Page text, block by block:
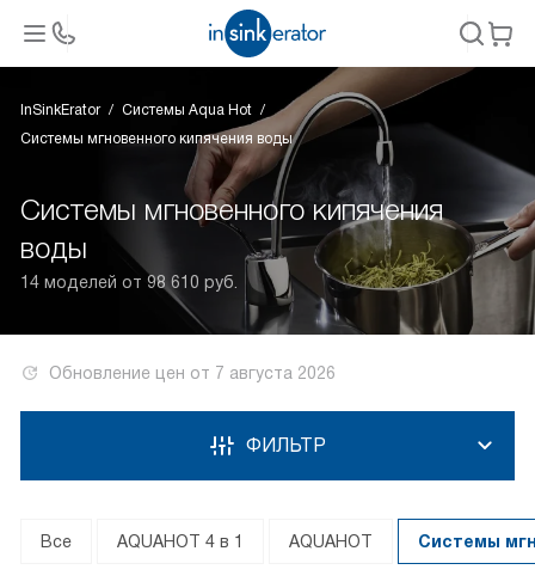
InSinkErator
Системы Aqua Hot
Системы мгновенного кипячения воды
Системы мгновенного кипячения
воды
14 моделей от 98 610 руб.
Обновление цен от 7 августа 2026
ФИЛЬТР
Все AQUAHOT 4 в 1 AQUAHOT Системы